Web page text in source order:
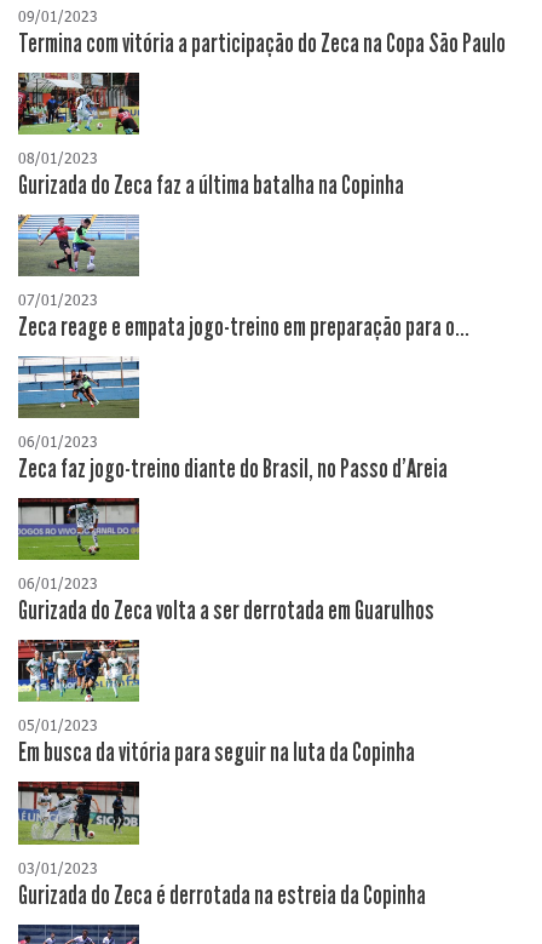
09/01/2023
Termina com vitória a participação do Zeca na Copa São Paulo
08/01/2023
Gurizada do Zeca faz a última batalha na Copinha
07/01/2023
Zeca reage e empata jogo-treino em preparação para o...
06/01/2023
Zeca faz jogo-treino diante do Brasil, no Passo d'Areia
06/01/2023
Gurizada do Zeca volta a ser derrotada em Guarulhos
05/01/2023
Em busca da vitória para seguir na luta da Copinha
03/01/2023
Gurizada do Zeca é derrotada na estreia da Copinha